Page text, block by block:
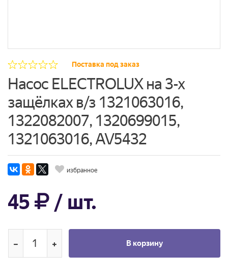
Поставка под заказ
Насос ELECTROLUX на 3-х
защёлках в/з 1321063016,
1322082007, 1320699015,
1321063016, AV5432
избранное
45 / шт.
В корзину